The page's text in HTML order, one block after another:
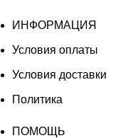
ИНФОРМАЦИЯ
Условия оплаты
Условия доставки
Политика
ПОМОЩЬ